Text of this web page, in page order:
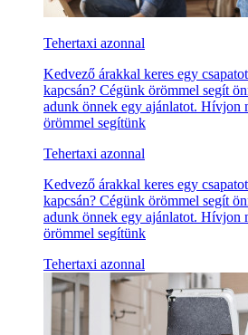
Tehertaxi azonnal
Kedvező árakkal keres egy
kapcsán? Cégünk örömmel segít
adunk önnek egy ajánlatot. Hívjon
örömmel segítünk
Tehertaxi azonnal
Kedvező árakkal keres egy
kapcsán? Cégünk örömmel segít
adunk önnek egy ajánlatot. Hívjon
örömmel segítünk
Tehertaxi azonnal